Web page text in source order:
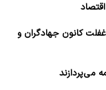
کانون جهادگران و